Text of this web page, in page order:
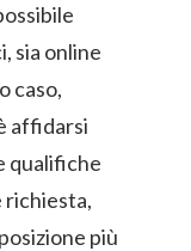
sia online
caso,
affidarsi
qualifiche
richiesta,
più